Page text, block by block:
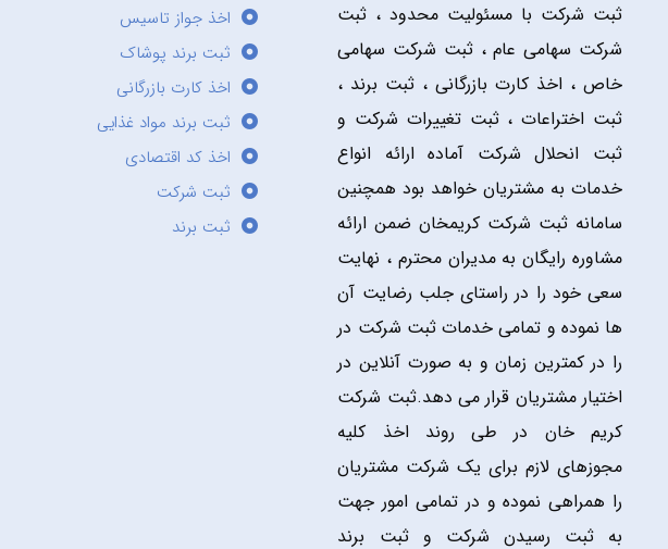
ثبت شرکت با مسئولیت محدود ، ثبت
شرکت سهامی عام ، ثبت شرکت سهامی
خاص ، اخذ کارت بازرگانی ، ثبت برند ،
ثبت اختراعات ، ثبت تغییرات شرکت و
ثبت انحلال شرکت آماده ارائه انواع
خدمات به مشتریان خواهد بود همچنین
سامانه ثبت شرکت کریمخان ضمن ارائه
مشاوره رایگان به مدیران محترم ، نهایت
سعی خود را در راستای جلب رضایت آن
ها نموده و تمامی خدمات ثبت شرکت در
را در کمترین زمان و به صورت آنلاین در
اختیار مشتریان قرار می دهد.ثبت شرکت
کریم خان در طی روند اخذ کلیه
مجوزهای لازم برای یک شرکت مشتریان
را همراهی نموده و در تمامی امور جهت
به ثبت رسیدن شرکت و ثبت برند
اخذ جواز تاسیس
ثبت برند پوشاک
اخذ کارت بازرگانی
ثبت برند مواد غذایی
اخذ کد اقتصادی
ثبت شرکت
ثبت برند